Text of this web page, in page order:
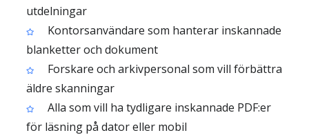
utdelningar
Kontorsanvändare som hanterar inskannade
blanketter och dokument
Forskare och arkivpersonal som vill förbättra
äldre skanningar
Alla som vill ha tydligare inskannade PDF:er
för läsning på dator eller mobil